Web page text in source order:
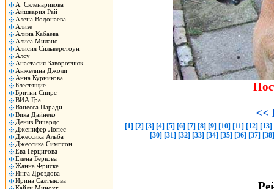
А. Скленарикова
Айшвария Рай
Алена Водонаева
Ализе
Алина Кабаева
Алиса Милано
Алисия Сильверстоун
Алсу
Анастасия Заворотнюк
Анжелина Джоли
Анна Курникова
Блестящие
Бритни Спирс
ВИА Гра
Ванесса Паради
Вика Дайнеко
Дениз Ричардс
Дженифер Лопес
Джессика Альба
Джессика Симпсон
Ева Герцигова
Елена Беркова
Жанна Фриске
Инга Дроздова
Ирина Салтыкова
<<
[1] [2] [3] [4] [5] [6] [7] [8] [9] [10] [11] [12] [13]
[30] [31] [32] [33] [34] [35] [36] [37] [38]